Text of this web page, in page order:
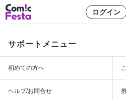
ログイン
サポートメニュー
初めての方へ
ヘルプ/お問合せ